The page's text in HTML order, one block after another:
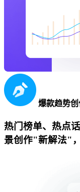
爆款趋势创
热门榜单、热点
景创作"新解法"